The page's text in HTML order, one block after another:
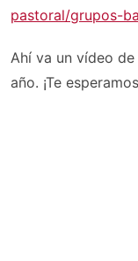
pastoral/grupos-
Ahí va un vídeo
año. ¡Te